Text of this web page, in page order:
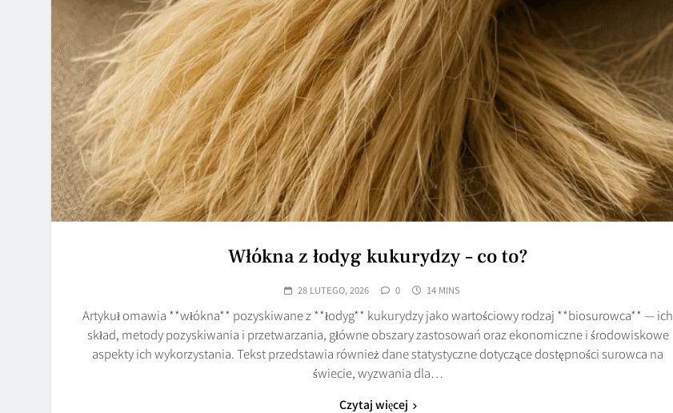
Włókna z łodyg kukurydzy – co to?
28 LUTEGO, 2026 0 14 MINS
Artykuł omawia **włókna** pozyskiwane z **łodyg** kukurydzy jako wartościowy rodzaj **biosurowca** — ich
skład, metody pozyskiwania i przetwarzania, główne obszary zastosowań oraz ekonomiczne i środowiskowe
aspekty ich wykorzystania. Tekst przedstawia również dane statystyczne dotyczące dostępności surowca na
świecie, wyzwania dla…
Czytaj więcej